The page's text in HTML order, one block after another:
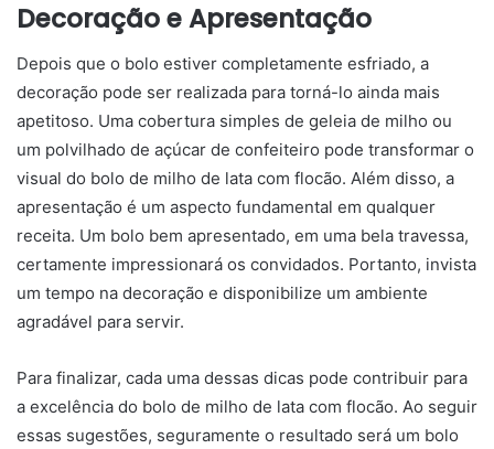
Decoração e Apresentação
Depois que o bolo estiver completamente esfriado, a
decoração pode ser realizada para torná-lo ainda mais
apetitoso. Uma cobertura simples de geleia de milho ou
um polvilhado de açúcar de confeiteiro pode transformar o
visual do bolo de milho de lata com flocão. Além disso, a
apresentação é um aspecto fundamental em qualquer
receita. Um bolo bem apresentado, em uma bela travessa,
certamente impressionará os convidados. Portanto, invista
um tempo na decoração e disponibilize um ambiente
agradável para servir.
Para finalizar, cada uma dessas dicas pode contribuir para
a excelência do bolo de milho de lata com flocão. Ao seguir
essas sugestões, seguramente o resultado será um bolo